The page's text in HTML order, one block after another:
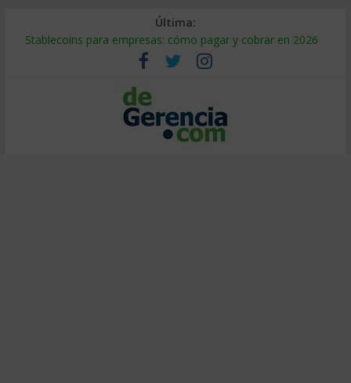
Última:
Stablecoins para empresas: cómo pagar y cobrar en 2026
Despido silencioso: qué es y por qué sale tan caro
IA en selección de personal: cómo auditarla a tiempo
Trabajo forzoso en la cadena de suministro: qué hacer
Mercado hispano de EE. UU.: cómo segmentarlo y venderle